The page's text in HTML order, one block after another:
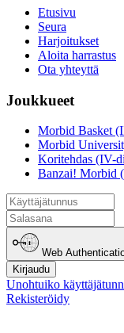
Etusivu
Seura
Harjoitukset
Aloita harrastus
Ota yhteyttä
Joukkueet
Morbid Basket
Morbid
Koritehdas (IV-
Banzai! Morbid
Web
Kirjaudu
Unohtuiko
Rekisteröidy